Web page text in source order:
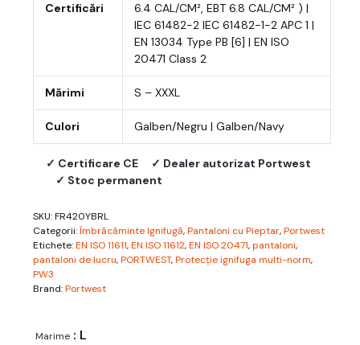
Certificări
6.4 CAL/CM², EBT 6.8 CAL/CM² ) |
IEC 61482-2 IEC 61482-1-2 APC 1 |
EN 13034 Type PB [6] | EN ISO
20471 Class 2
Mărimi S – XXXL
Culori Galben/Negru | Galben/Navy
✓ Certificare CE
✓ Dealer autorizat Portwest
✓ Stoc permanent
SKU:FR420YBRL
Categorii:Îmbrăcăminte Ignifugă,Pantaloni cu Pieptar,Portwest
Etichete:EN ISO 11611,EN ISO 11612,EN ISO 20471,pantaloni,
pantaloni de lucru,PORTWEST,Protecție ignifuga multi-norm,
PW3
Brand:Portwest
Marime : L